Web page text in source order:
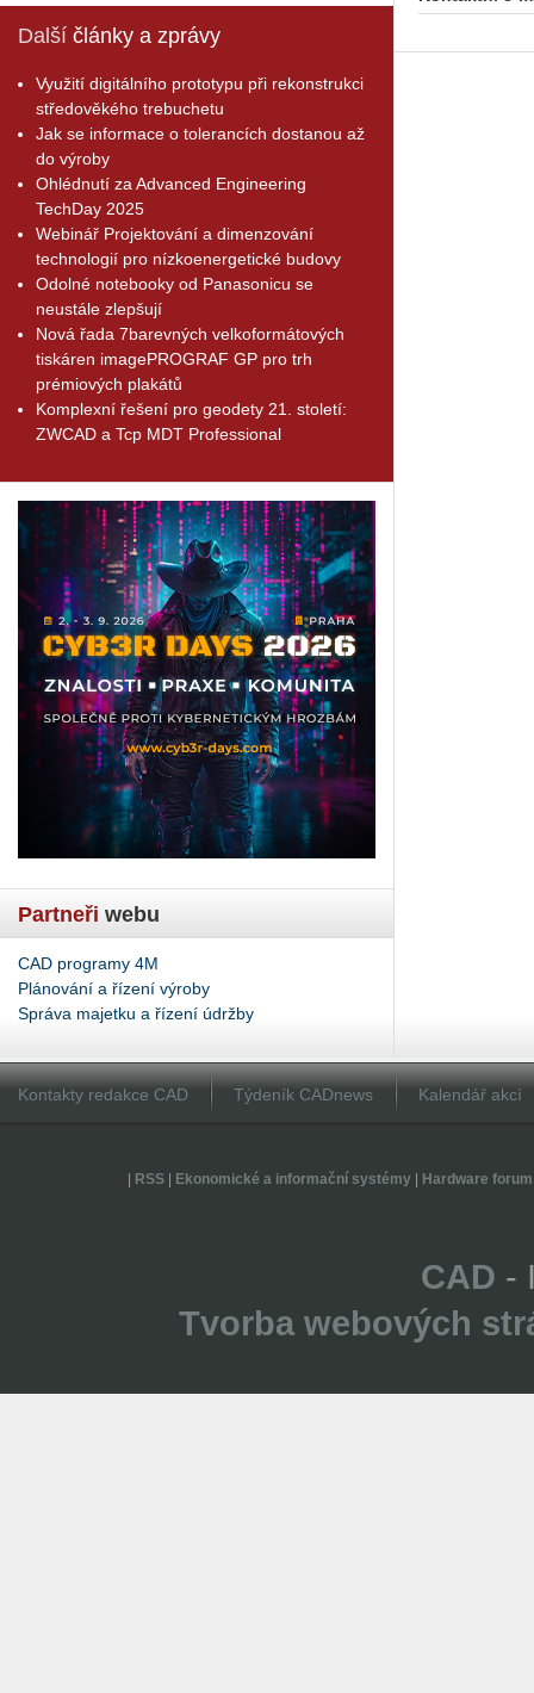
Další články a zprávy
Využití digitálního prototypu při rekonstrukci
středověkého trebuchetu
Jak se informace o tolerancích dostanou až
do výroby
Ohlédnutí za Advanced Engineering
TechDay 2025
Webinář Projektování a dimenzování
technologií pro nízkoenergetické budovy
Odolné notebooky od Panasonicu se
neustále zlepšují
Nová řada 7barevných velkoformátových
tiskáren imagePROGRAF GP pro trh
prémiových plakátů
Komplexní řešení pro geodety 21. století:
ZWCAD a Tcp MDT Professional
Partneři webu
CAD programy 4M
Plánování a řízení výroby
Správa majetku a řízení údržby
Kontakty redakce CAD Týdeník CADnews Kalendář akcí
RSS| Ekonomické a informační systémy| Hardware forum
CAD -
Tvorba webových